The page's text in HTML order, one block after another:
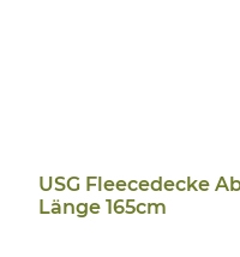
USG Fleecedecke
Länge 165cm